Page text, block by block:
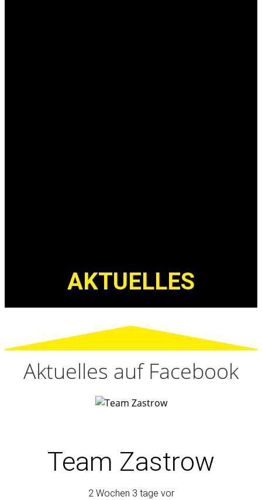
AKTUELLES
Aktuelles auf Facebook
Team Zastrow
2 Wochen 3 tage vor